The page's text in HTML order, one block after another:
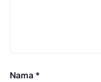
Nama *